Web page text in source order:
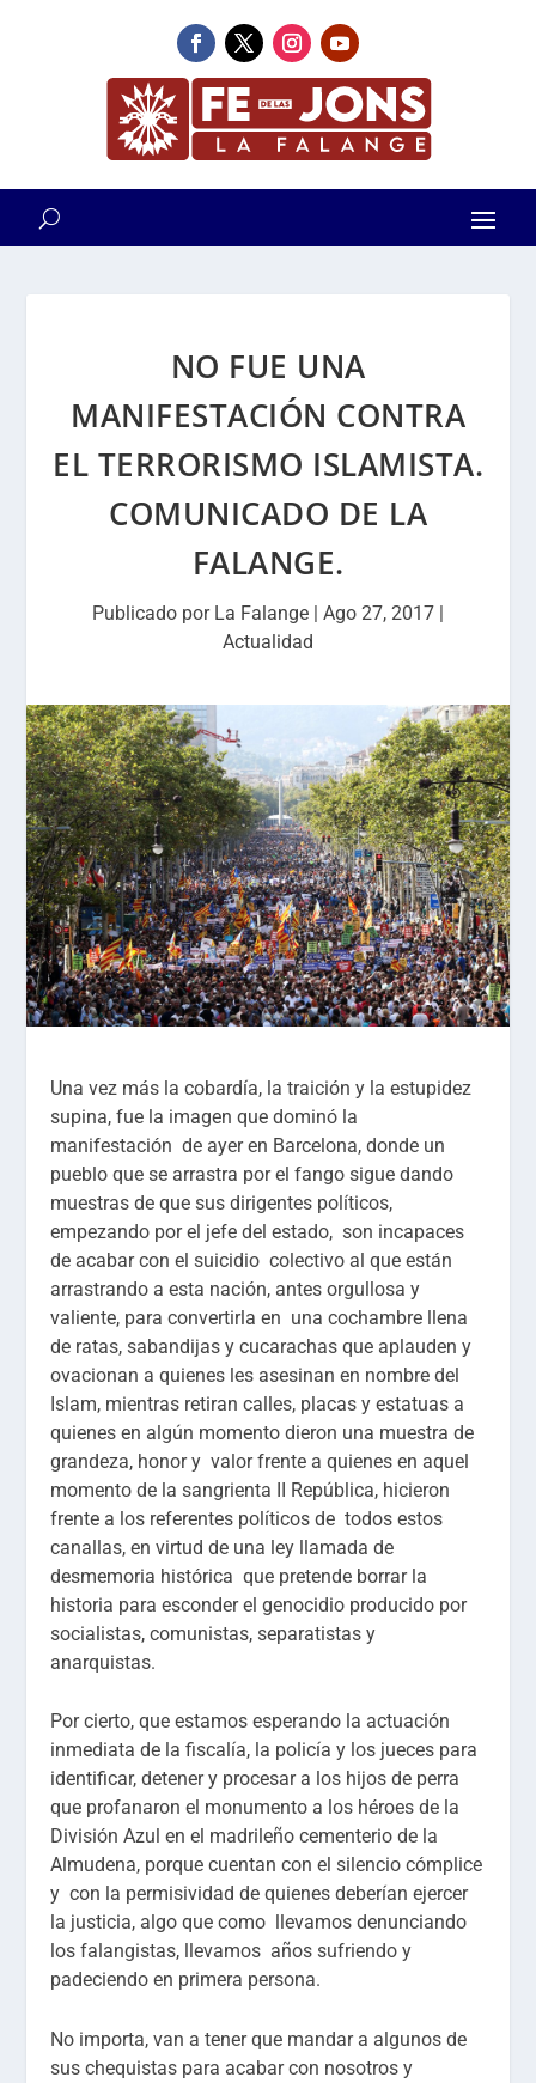
NO FUE UNA
MANIFESTACIÓN CONTRA
EL TERRORISMO ISLAMISTA.
COMUNICADO DE LA
FALANGE.
Publicado por La Falange | Ago 27, 2017 |
Actualidad
Una vez más la cobardía, la traición y la estupidez
supina, fue la imagen que dominó la
manifestación de ayer en Barcelona, donde un
pueblo que se arrastra por el fango sigue dando
muestras de que sus dirigentes políticos,
empezando por el jefe del estado, son incapaces
de acabar con el suicidio colectivo al que están
arrastrando a esta nación, antes orgullosa y
valiente, para convertirla en una cochambre llena
de ratas, sabandijas y cucarachas que aplauden y
ovacionan a quienes les asesinan en nombre del
Islam, mientras retiran calles, placas y estatuas a
quienes en algún momento dieron una muestra de
grandeza, honor y valor frente a quienes en aquel
momento de la sangrienta II República, hicieron
frente a los referentes políticos de todos estos
canallas, en virtud de una ley llamada de
desmemoria histórica que pretende borrar la
historia para esconder el genocidio producido por
socialistas, comunistas, separatistas y
anarquistas.
Por cierto, que estamos esperando la actuación
inmediata de la fiscalía, la policía y los jueces para
identificar, detener y procesar a los hijos de perra
que profanaron el monumento a los héroes de la
División Azul en el madrileño cementerio de la
Almudena, porque cuentan con el silencio cómplice
y con la permisividad de quienes deberían ejercer
la justicia, algo que como llevamos denunciando
los falangistas, llevamos años sufriendo y
padeciendo en primera persona.
No importa, van a tener que mandar a algunos de
sus chequistas para acabar con nosotros y